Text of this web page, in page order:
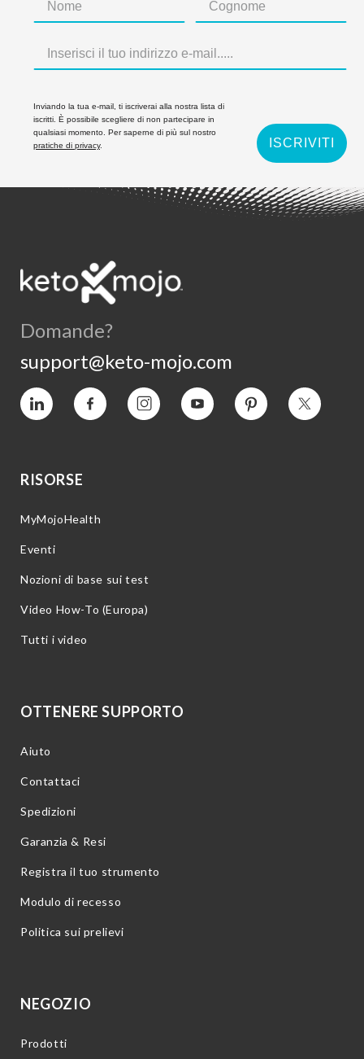
Inviando la tua e-mail, ti iscriverai alla nostra lista di
iscritti. È possibile scegliere di non partecipare in
qualsiasi momento. Per saperne di più sul nostro
pratiche di privacy. ISCRIVITI
Domande?
support@keto-mojo.com
Vimeo Facebook InstagramYouTube Pinterest Twitter
RISORSE
MyMojoHealth
Eventi
Nozioni di base sui test
Video How-To (Europa)
Tutti i video
OTTENERE SUPPORTO
Aiuto
Contattaci
Spedizioni
Garanzia & Resi
Registra il tuo strumento
Modulo di recesso
Politica sui prelievi
NEGOZIO
Prodotti